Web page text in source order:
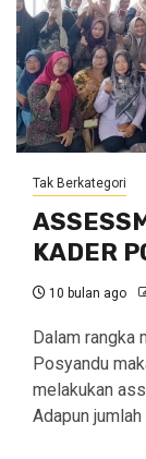
Tak Berkategori
KADER
10 bulan ago
Dalam rangka
Posyandu
melakukan
Adapun